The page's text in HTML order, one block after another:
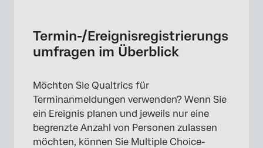
Einrichten der Frage
E-Mail-Bestätigung
Ändern der Terminauswahl
Termin-/Ereignisregistrierungs
umfragen im Überblick
Möchten Sie Qualtrics für
Terminanmeldungen verwenden? Wenn Sie
ein Ereignis planen und jeweils nur eine
begrenzte Anzahl von Personen zulassen
möchten, können Sie Multiple Choice-